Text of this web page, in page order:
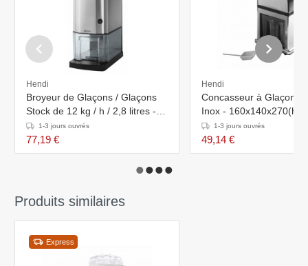
Hendi
Broyeur de Glaçons / Glaçons
Stock de 12 kg / h / 2,8 litres -
Hendi - 170x220x(h)460mm
1-3 jours ouvrés
77,19 €
Hendi
Concasseur à Glaçons
Inox -
1-3 jours ouvrés
49,14 €
Produits similaires
Express